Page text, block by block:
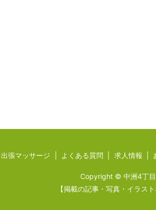
出張マッサージ よくある質問 求人情報
Copyright © 中洲4丁
【掲載の記事・写真・イラス